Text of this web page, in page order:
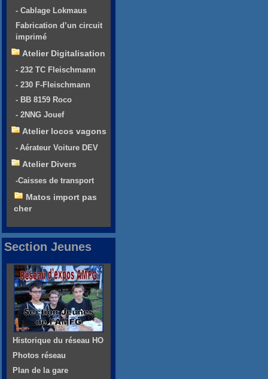
- Cablage Lokmaus
Fabrication d’un circuit
imprimé
Atelier Digitalisation
- 232 TC Fleischmann
- 230 F-Fleischmann
- BB 8159 Roco
- 2NNG Jouef
Atelier locos vagons
- Aérateur Voiture DEV
Atelier Divers
-Caisses de transport
Matos import pas
cher
Section Jeunes
Historique du réseau HO
Photos réseau
Plan de la gare